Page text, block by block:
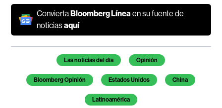
ConviertaBloomberg Líneaen su fuente de
noticiasaquí
Temas de este artículo
Las noticias del día Opinión
Bloomberg Opinión Estados Unidos China
Latinoamérica